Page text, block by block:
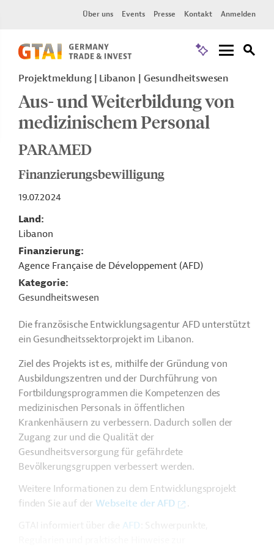
Über uns Events Presse Kontakt Anmelden
Projektmeldung Libanon Gesundheitswesen
Aus- und Weiterbildung von
medizinischem Personal
PARAMED
Finanzierungsbewilligung
19.07.2024
Land
Libanon
Finanzierung
Agence Française de Développement (AFD)
Kategorie
Gesundheitswesen
Die französische Entwicklungsagentur AFD unterstützt
ein Gesundheitssektorprojekt im Libanon.
Ziel des Projekts ist es, mithilfe der Gründung von
Ausbildungszentren und der Durchführung von
Fortbildungsprogrammen die Kompetenzen des
medizinischen Personals in öffentlichen
Krankenhäusern zu verbessern. Dadurch sollen der
Zugang zur und die Qualität der
Gesundheitsversorgung für gefährdete
Bevölkerungsgruppen verbessert werden.
Weitere Informationen zu dem Entwicklungsprojekt
finden Sie auf der Webseite der AFD
.
AFD